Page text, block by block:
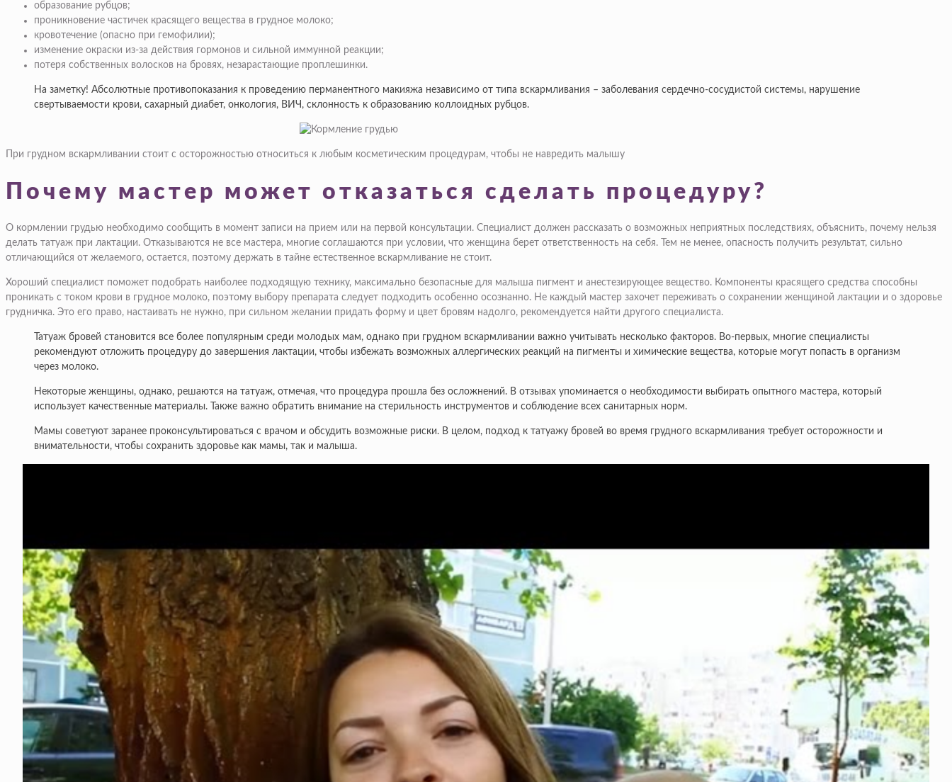
образование рубцов;
проникновение частичек красящего вещества в грудное молоко;
кровотечение (опасно при гемофилии);
изменение окраски из-за действия гормонов и сильной иммунной реакции;
потеря собственных волосков на бровях, незарастающие проплешинки.
На заметку! Абсолютные противопоказания к проведению перманентного макияжа независимо от типа вскармливания – заболевания сердечно-сосудистой системы, нарушение
свертываемости крови, сахарный диабет, онкология, ВИЧ, склонность к образованию коллоидных рубцов.
При грудном вскармливании стоит с осторожностью относиться к любым косметическим процедурам, чтобы не навредить малышу
Почему мастер может отказаться сделать процедуру?
О кормлении грудью необходимо сообщить в момент записи на прием или на первой консультации. Специалист должен рассказать о возможных неприятных последствиях, объяснить, почему нельзя
делать татуаж при лактации. Отказываются не все мастера, многие соглашаются при условии, что женщина берет ответственность на себя. Тем не менее, опасность получить результат, сильно
отличающийся от желаемого, остается, поэтому держать в тайне естественное вскармливание не стоит.
Хороший специалист поможет подобрать наиболее подходящую технику, максимально безопасные для малыша пигмент и анестезирующее вещество. Компоненты красящего средства способны
проникать с током крови в грудное молоко, поэтому выбору препарата следует подходить особенно осознанно. Не каждый мастер захочет переживать о сохранении женщиной лактации и о здоровье
грудничка. Это его право, настаивать не нужно, при сильном желании придать форму и цвет бровям надолго, рекомендуется найти другого специалиста.
Татуаж бровей становится все более популярным среди молодых мам, однако при грудном вскармливании важно учитывать несколько факторов. Во-первых, многие специалисты
рекомендуют отложить процедуру до завершения лактации, чтобы избежать возможных аллергических реакций на пигменты и химические вещества, которые могут попасть в организм
через молоко.
Некоторые женщины, однако, решаются на татуаж, отмечая, что процедура прошла без осложнений. В отзывах упоминается о необходимости выбирать опытного мастера, который
использует качественные материалы. Также важно обратить внимание на стерильность инструментов и соблюдение всех санитарных норм.
Мамы советуют заранее проконсультироваться с врачом и обсудить возможные риски. В целом, подход к татуажу бровей во время грудного вскармливания требует осторожности и
внимательности, чтобы сохранить здоровье как мамы, так и малыша.